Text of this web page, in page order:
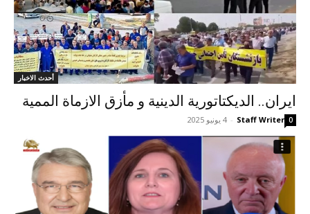
أحدث الاخبار
ایران.. الدیکتاتوریة الدینیة و مأزق الازماة الممیة
Staff Writer
- 4 يونيو 2025 0